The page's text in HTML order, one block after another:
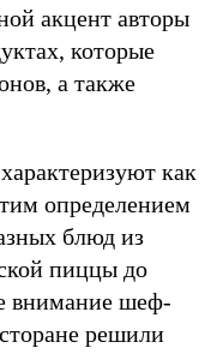
акцент авторы
которые
а также
как
определением
блюд из
пиццы до
внимание шеф-
решили